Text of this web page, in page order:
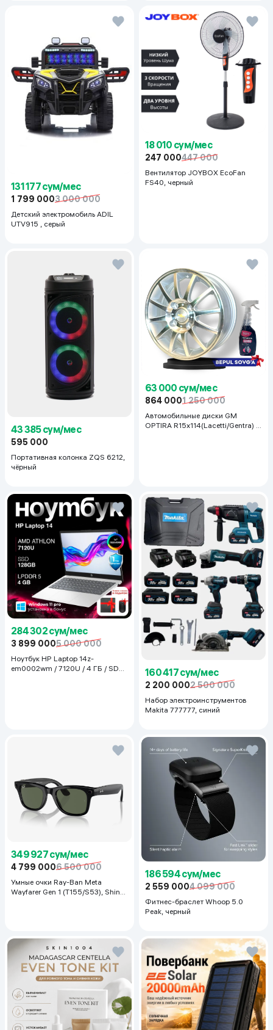
131 177 сум/мес
1 799 0003 000 000
Детский электромобиль ADIL
UTV915 , серый
18 010 сум/мес
247 000447 000
Вентилятор JOYBOX EcoFan
FS40, черный
43 385 сум/мес
595 000
Портативная колонка ZQS 6212,
чёрный
63 000 сум/мес
864 0001 250 000
Автомобильные диски GM
OPTIRA R15x114(Lacetti/Gentra) 1
284 302 сум/мес
3 899 0005 000 000
Ноутбук HP Laptop 14z-
em0002wm / 7120U / 4 ГБ / SDD
160 417 сум/мес
2 200 0002 500 000
Набор электроинструментов
Makita 777777, синий
349 927 сум/мес
4 799 0006 500 000
Умные очки Ray-Ban Meta
Wayfarer Gen 1 (T155/S53), Shiny
186 594 сум/мес
2 559 0004 099 000
Фитнес-браслет Whoop 5.0
Peak, черный